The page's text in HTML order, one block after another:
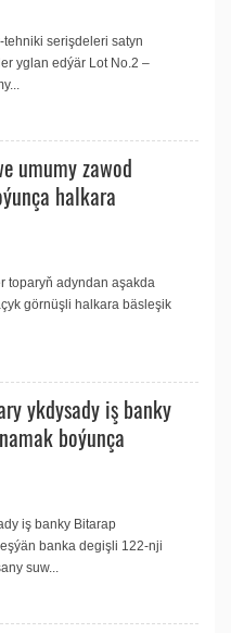
tehniki serişdeleri satyn
yglan edýär Lot No.2 –
umumy zawod
halkara
toparyň adyndan aşakda
görnüşli halkara bäsleşik
ykdysady iş banky
boýunça
iş banky Bitarap
banka degişli 122-nji
suw...